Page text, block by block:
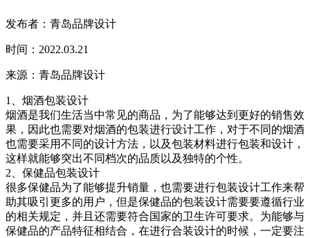
发布者：青岛品牌设计
时间：2022.03.21
来源：青岛品牌设计
1、烟酒包装设计
烟酒是我们生活当中常见的商品，为了能够达到更好的销售效
果，因此也需要对烟酒的包装进行设计工作，对于不同的烟酒
也需要采用不同的设计方法，以及包装材料进行包装和设计，
这样就能够突出不同档次的品质以及独特的个性。
2、保健品包装设计
很多保健品为了能够提升销量，也需要进行包装设计工作来帮
助其吸引更多的用户，但是保健品的包装设计需要要遵循行业
的相关规定，并且还需要符合国家的卫生许可要求。为能够与
保健品的产品特征相结合，在进行合装设计的时候，一定要注